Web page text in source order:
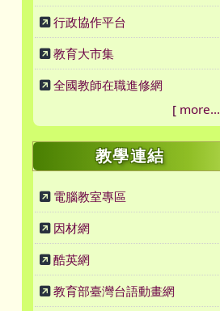
行政協作平台
教育大市集
全國教師在職進修網
[ more...
教學連結
電腦教室專區
因材網
酷英網
教育部臺灣台語動畫網